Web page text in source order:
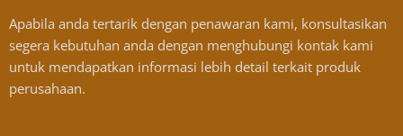
Apabila anda tertarik dengan penawaran kami, konsultasikan
segera kebutuhan anda dengan menghubungi kontak kami
untuk mendapatkan informasi lebih detail terkait produk
perusahaan.